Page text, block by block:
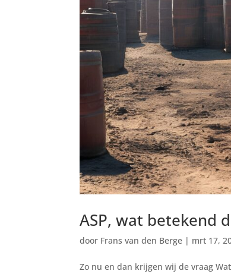
ASP, wat betekend
door Frans van den Berge | mrt 17,
Zo nu en dan krijgen wij de vraag